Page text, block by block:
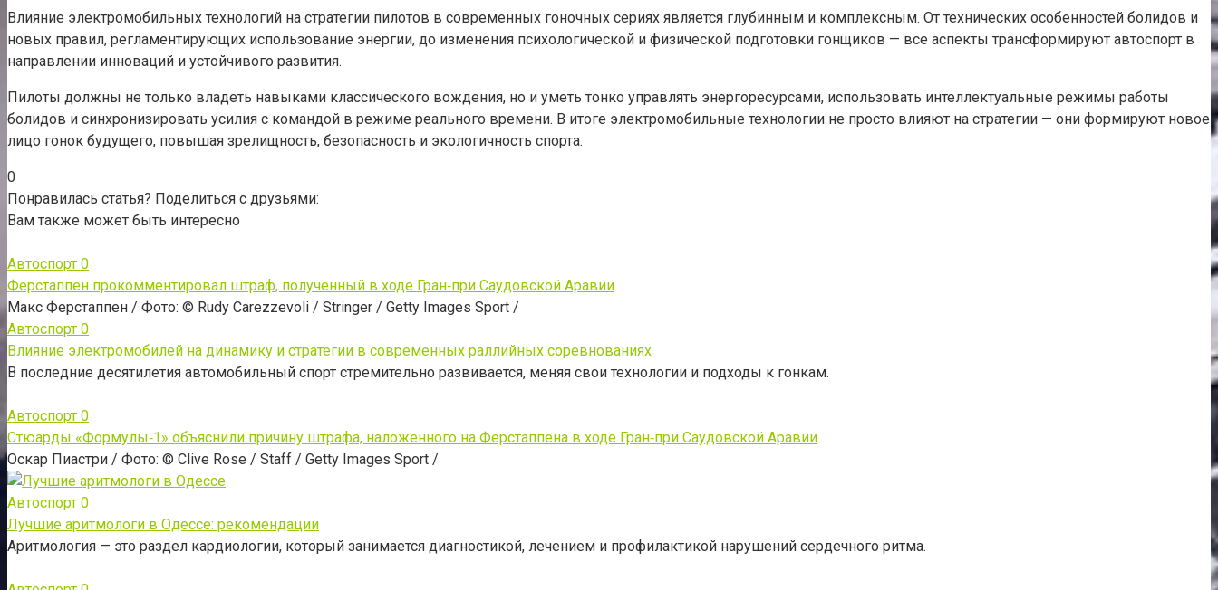
Влияние электромобильных технологий на стратегии пилотов в современных гоночных сериях является глубинным и комплексным. От технических особенностей болидов и
новых правил, регламентирующих использование энергии, до изменения психологической и физической подготовки гонщиков — все аспекты трансформируют автоспорт в
направлении инноваций и устойчивого развития.
Пилоты должны не только владеть навыками классического вождения, но и уметь тонко управлять энергоресурсами, использовать интеллектуальные режимы работы
болидов и синхронизировать усилия с командой в режиме реального времени. В итоге электромобильные технологии не просто влияют на стратегии — они формируют новое
лицо гонок будущего, повышая зрелищность, безопасность и экологичность спорта.
0
Понравилась статья? Поделиться с друзьями:
Вам также может быть интересно
Автоспорт 0
Ферстаппен прокомментировал штраф, полученный в ходе Гран‑при Саудовской Аравии
Макс Ферстаппен / Фото: © Rudy Carezzevoli / Stringer / Getty Images Sport /
Автоспорт 0
Влияние электромобилей на динамику и стратегии в современных раллийных соревнованиях
В последние десятилетия автомобильный спорт стремительно развивается, меняя свои технологии и подходы к гонкам.
Автоспорт 0
Стюарды «Формулы‑1» объяснили причину штрафа, наложенного на Ферстаппена в ходе Гран‑при Саудовской Аравии
Оскар Пиастри / Фото: © Clive Rose / Staff / Getty Images Sport /
Автоспорт 0
Лучшие аритмологи в Одессе: рекомендации
Аритмология — это раздел кардиологии, который занимается диагностикой, лечением и профилактикой нарушений сердечного ритма.